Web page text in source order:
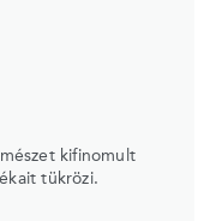
kifinomult
tükrözi.